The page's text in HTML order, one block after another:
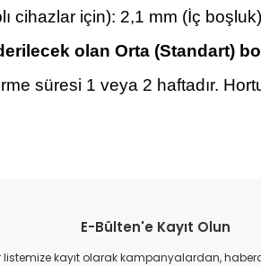
cihazlar için): 2,1 mm (İç
olan Orta (Standart)
süresi 1 veya 2 haftadır.
bozuk veya görüntülenemiyor.
eksik bilgiler bulunuyor.
E-Bülten'e Kayıt Olun
listemize kayıt olarak kampanyalardan,